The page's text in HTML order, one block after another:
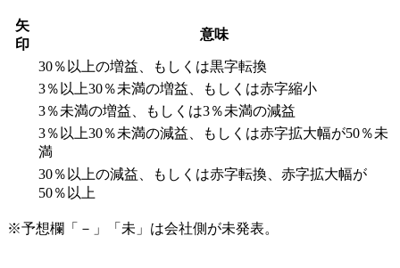
矢
印
意味
30％以上の増益、もしくは黒字転換
3％以上30％未満の増益、もしくは赤字縮小
3％未満の増益、もしくは3％未満の減益
3％以上30％未満の減益、もしくは赤字拡大幅が50％未
満
30％以上の減益、もしくは赤字転換、赤字拡大幅が
50％以上
※予想欄「－」「未」は会社側が未発表。